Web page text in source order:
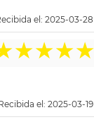
el: 2025-03-28
★★★★
el: 2025-03-19